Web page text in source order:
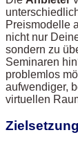
Preismodelle
nicht nur
sondern zu
Seminaren
problemlos
aufwendiger,
virtuellen